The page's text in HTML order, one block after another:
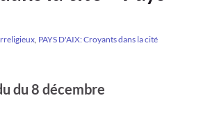
PAYS D'AIX: Croyants dans la cité
du 8 décembre